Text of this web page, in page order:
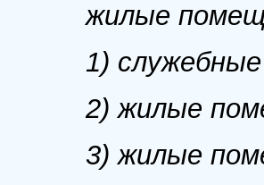
жилые
1)
2) жилые
3) жилые